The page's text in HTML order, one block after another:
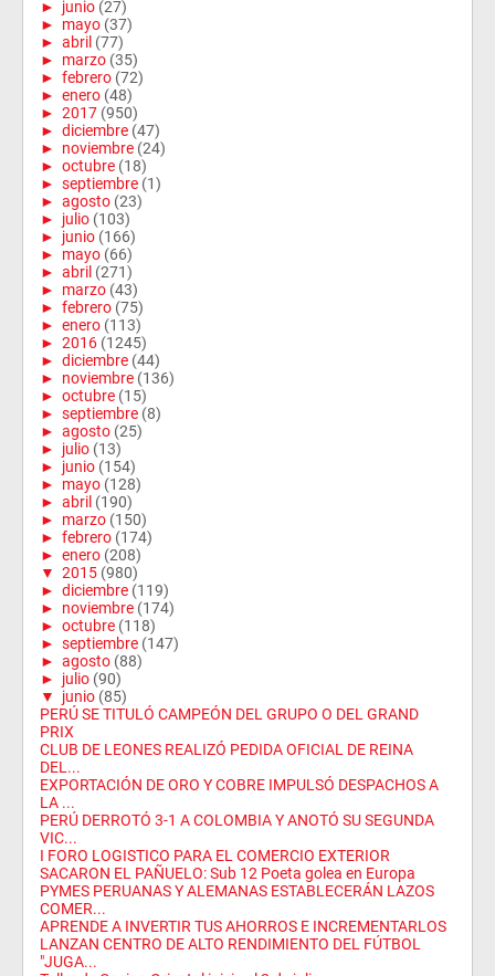
► junio (27)
► mayo (37)
► abril (77)
► marzo (35)
► febrero (72)
► enero (48)
► 2017 (950)
► diciembre (47)
► noviembre (24)
► octubre (18)
► septiembre (1)
► agosto (23)
► julio (103)
► junio (166)
► mayo (66)
► abril (271)
► marzo (43)
► febrero (75)
► enero (113)
► 2016 (1245)
► diciembre (44)
► noviembre (136)
► octubre (15)
► septiembre (8)
► agosto (25)
► julio (13)
► junio (154)
► mayo (128)
► abril (190)
► marzo (150)
► febrero (174)
► enero (208)
▼ 2015 (980)
► diciembre (119)
► noviembre (174)
► octubre (118)
► septiembre (147)
► agosto (88)
► julio (90)
▼
junio (85)
PERÚ SE TITULÓ CAMPEÓN DEL GRUPO O DEL GRAND
PRIX
CLUB DE LEONES REALIZÓ PEDIDA OFICIAL DE REINA
DEL...
EXPORTACIÓN DE ORO Y COBRE IMPULSÓ DESPACHOS A
LA ...
PERÚ DERROTÓ 3-1 A COLOMBIA Y ANOTÓ SU SEGUNDA
VIC...
I FORO LOGISTICO PARA EL COMERCIO EXTERIOR
SACARON EL PAÑUELO: Sub 12 Poeta golea en Europa
PYMES PERUANAS Y ALEMANAS ESTABLECERÁN LAZOS
COMER...
APRENDE A INVERTIR TUS AHORROS E INCREMENTARLOS
LANZAN CENTRO DE ALTO RENDIMIENTO DEL FÚTBOL
"JUGA...